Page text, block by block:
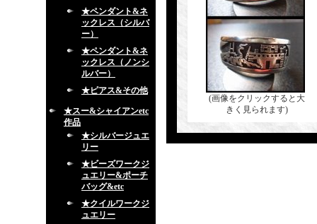
★ペンダント&ネ
ックレス（シルバ
ー）
★ペンダント&ネ
ックレス（ノンシ
ルバー）
★ピアス&その他
★スー&シャイアンetc
作品
★シルバージュエ
リー
★ビーズワークジ
ュエリー&ポーチ
バッグ&etc
★クイルワークジ
ュエリー
(画像をクリックすると大
きく見られます)